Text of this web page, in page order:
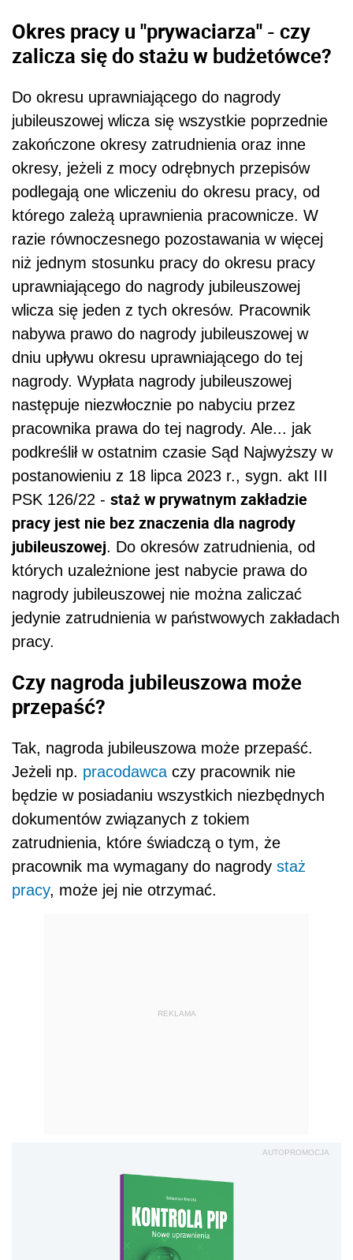
Okres pracy u "prywaciarza" - czy
zalicza się do stażu w budżetówce?
Do okresu uprawniającego do nagrody
jubileuszowej wlicza się wszystkie poprzednie
zakończone okresy zatrudnienia oraz inne
okresy, jeżeli z mocy odrębnych przepisów
podlegają one wliczeniu do okresu pracy, od
którego zależą uprawnienia pracownicze. W
razie równoczesnego pozostawania w więcej
niż jednym stosunku pracy do okresu pracy
uprawniającego do nagrody jubileuszowej
wlicza się jeden z tych okresów. Pracownik
nabywa prawo do nagrody jubileuszowej w
dniu upływu okresu uprawniającego do tej
nagrody. Wypłata nagrody jubileuszowej
następuje niezwłocznie po nabyciu przez
pracownika prawa do tej nagrody. Ale... jak
podkreślił w ostatnim czasie Sąd Najwyższy w
postanowieniu z 18 lipca 2023 r., sygn. akt III
PSK 126/22 - staż w prywatnym zakładzie
pracy jest nie bez znaczenia dla nagrody
jubileuszowej. Do okresów zatrudnienia, od
których uzależnione jest nabycie prawa do
nagrody jubileuszowej nie można zaliczać
jedynie zatrudnienia w państwowych zakładach
pracy.
Czy nagroda jubileuszowa może
przepaść?
Tak, nagroda jubileuszowa może przepaść.
Jeżeli np. pracodawca czy pracownik nie
będzie w posiadaniu wszystkich niezbędnych
dokumentów związanych z tokiem
zatrudnienia, które świadczą o tym, że
pracownik ma wymagany do nagrody staż
pracy, może jej nie otrzymać.
REKLAMA
AUTOPROMOCJA